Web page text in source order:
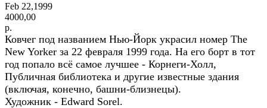
Feb 22,1999
4000,00
р.
Ковчег под названием Нью-Йорк украсил номер The
New Yorker за 22 февраля 1999 года. На его борт в тот
год попало всё самое лучшее - Корнеги-Холл,
Публичная библиотека и другие известные здания
(включая, конечно, башни-близнецы).
Художник - Edward Sorel.